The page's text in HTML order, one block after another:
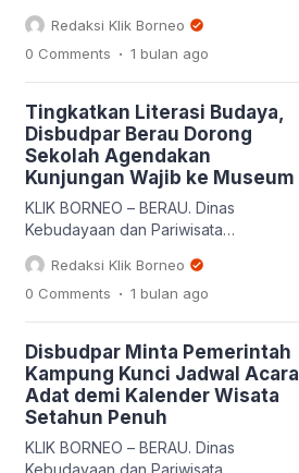
Sekretaris Kabupaten (Sekkan) Berau,
[…]
bahari dan kekayaan budaya
Kalimantan Timur kian memikat
perhatian global. Demi memaksimalkan
Pemerintah Kabupaten Berau tengah
merancang langkah strategis untuk
mengelola destinasi eksotis tersebut
secara bersama-sama melalui skema
Badan Layanan Umum. Langkah
kolaboratif ini diharapkan mampu […]
Redaksi Klik Borneo
0 Comments . 1 bulan ago
Tingkatkan Literasi Budaya,
Disbudpar Berau Dorong
Sekolah Agendakan
Kunjungan Wajib ke Museum
KLIK BORNEO – BERAU. Dinas
Kebudayaan dan Pariwisata
(Disbudpar) Kabupaten Berau terus
mendorong para pelajar dan generasi
muda, khususnya para pelajar di Bumi
budaya. Untuk mencapai maksud itu,
Disbudpar akan berkoordinasi dengan
pihak sekolah dan mengimbau semua
pelajar untuk dapat mengunjungi
museum yang ada di Berau […]
Redaksi Klik Borneo
0 Comments . 1 bulan ago
Disbudpar Minta Pemerintah
Kampung Kunci Jadwal Acara
Adat demi Kalender Wisata
Setahun Penuh
KLIK BORNEO – BERAU. Dinas
Kebudayaan dan Pariwisata